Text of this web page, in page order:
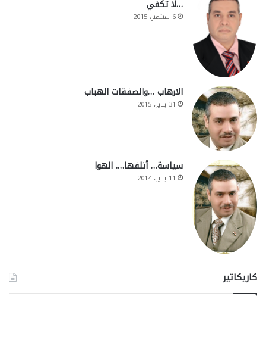
…لا تكفي
6 سبتمبر، 2015
الارهاب …والصفقات الهباب
31 يناير، 2015
سياسة… أتلفها…. الهوا
11 يناير، 2014
كاريكاتير